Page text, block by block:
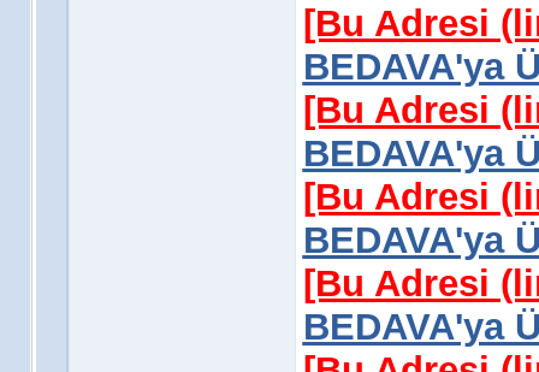
[Bu Adresi
BEDAVA'ya
[Bu Adresi
BEDAVA'ya
[Bu Adresi
BEDAVA'ya
[Bu Adresi
BEDAVA'ya